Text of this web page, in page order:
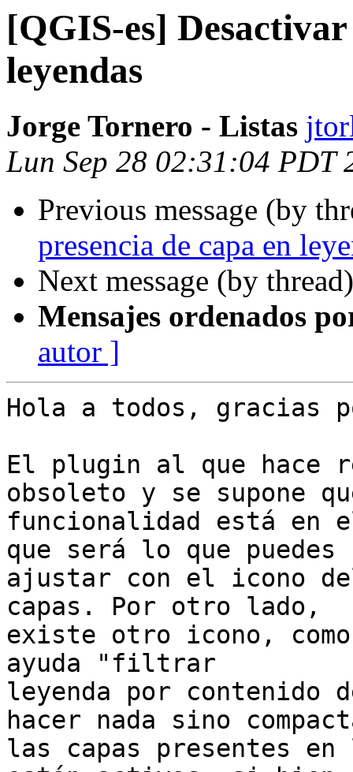
[QGIS-es]
leyendas
Jorge Tornero - Listas
Lun Sep 28 02:31:04 PDT
Previous message (by
presencia de capa en
Next message (by
Mensajes ordenados
autor ]
Hola a todos, gracias
El plugin al que hace
obsoleto y se supone
funcionalidad está en
que será lo que puedes
ajustar con el icono
capas. Por otro lado,
existe otro icono,
ayuda "filtrar
leyenda por contenido
hacer nada sino
las capas presentes